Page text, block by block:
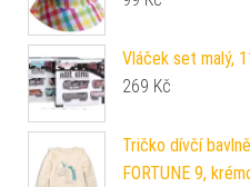
Vláček set malý,
269 Kč
Tričko dívčí
FORTUNE 9,